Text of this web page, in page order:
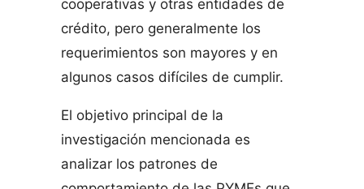
cooperativas y otras entidades de
crédito, pero generalmente los
requerimientos son mayores y en
algunos casos difíciles de cumplir.
El objetivo principal de la
investigación mencionada es
analizar los patrones de